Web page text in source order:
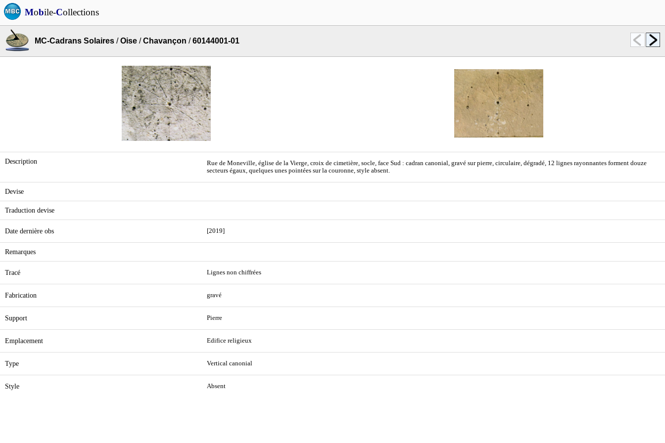
Mobile-Collections
MC-Cadrans Solaires /Oise /Chavançon /60144001-01
Description
Rue de Moneville, église de la Vierge, croix de cimetière, socle, face Sud : cadran canonial, gravé sur pierre, circulaire, dégradé, 12 lignes rayonnantes forment douze
secteurs égaux, quelques unes pointées sur la couronne, style absent.
Devise
Traduction devise
Date dernière obs [2019]
Remarques
Tracé Lignes non chiffrées
Fabrication gravé
Support Pierre
Emplacement Edifice religieux
Type Vertical canonial
Style Absent